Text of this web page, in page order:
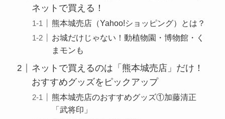
ネットで買える！
熊本城売店（Yahoo!ショッピング）とは？
お城だけじゃない！動植物園・博物館・く
まモンも
ネットで買えるのは「熊本城売店」だけ！
おすすめグッズをピックアップ
熊本城売店のおすすめグッズ①加藤清正
「武将印」